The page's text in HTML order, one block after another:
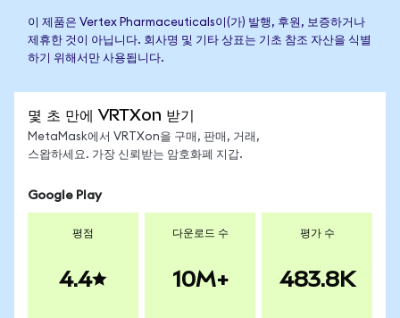
이 제품은 Vertex Pharmaceuticals이(가) 발행, 후원, 보증하거나
제휴한 것이 아닙니다. 회사명 및 기타 상표는 기초 참조 자산을 식별
하기 위해서만 사용됩니다.
몇 초 만에 VRTXon 받기
MetaMask에서 VRTXon을 구매, 판매, 거래,
스왑하세요. 가장 신뢰받는 암호화폐 지갑.
Google Play
평점
4.4
다운로드 수
10M+
평가 수
483.8K